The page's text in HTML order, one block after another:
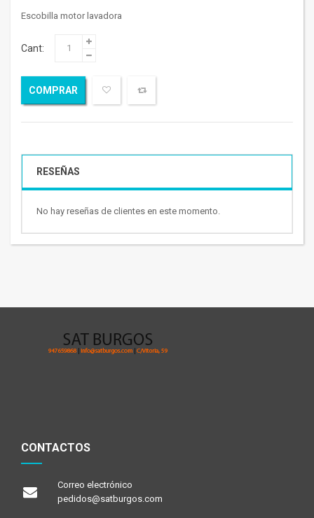
Escobilla motor lavadora
Cant:
COMPRAR
RESEÑAS
No hay reseñas de clientes en este momento.
CONTACTOS
Correo electrónico
pedidos@satburgos.com